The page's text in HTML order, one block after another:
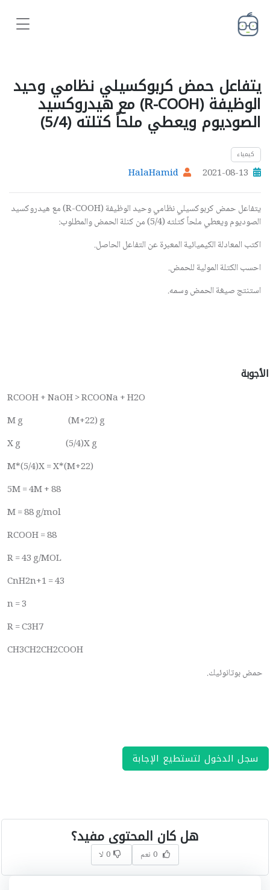
يتفاعل حمض كربوكسيلي نظامي وحيد
الوظيفة (R-COOH) مع هيدروكسيد
الصوديوم ويعطي ملحاً كتلته (5/4)
كيمياء
2021-08-13
HalaHamid
يتفاعل حمض كربوكسيلي نظامي وحيد الوظيفة (R-COOH) مع هيدروكسيد
الصوديوم ويعطي ملحاً كتلته (5/4) من كنلة الحمض والمطلوب:
اكتب المعادلة الكيميائية المعبرة عن التفاعل الحاصل.
احسب الكتلة المولية للحمض.
استنتج صيغة الحمض وسمه.
الأجوبة
RCOOH + NaOH > RCOONa + H2O
M g (M+22) g
X g (5/4)X g
M*(5/4)X = X*(M+22)
5M = 4M + 88
M = 88 g/mol
RCOOH = 88
R = 43 g/MOL
CnH2n+1 = 43
n = 3
R = C3H7
CH3CH2CH2COOH
حمض بوتانوئيك.
سجل الدخول لتستطيع الإجابة
هل كان المحتوى مفيد؟
0 نعم 0 لا